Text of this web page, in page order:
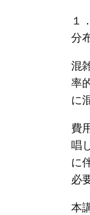
１
分
混
率
に
費
唱
に
必
本